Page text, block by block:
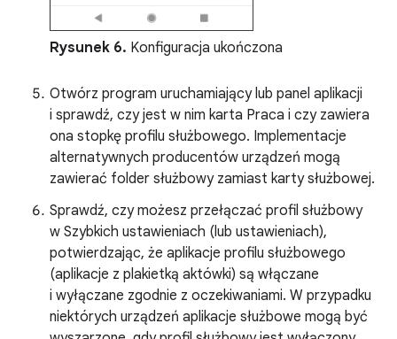
Rysunek 6. Konfiguracja ukończona
Otwórz program uruchamiający lub panel aplikacji
i sprawdź, czy jest w nim karta Praca i czy zawiera
ona stopkę profilu służbowego. Implementacje
alternatywnych producentów urządzeń mogą
zawierać folder służbowy zamiast karty służbowej.
Sprawdź, czy możesz przełączać profil służbowy
w Szybkich ustawieniach (lub ustawieniach),
potwierdzając, że aplikacje profilu służbowego
(aplikacje z plakietką aktówki) są włączane
i wyłączane zgodnie z oczekiwaniami. W przypadku
niektórych urządzeń aplikacje służbowe mogą być